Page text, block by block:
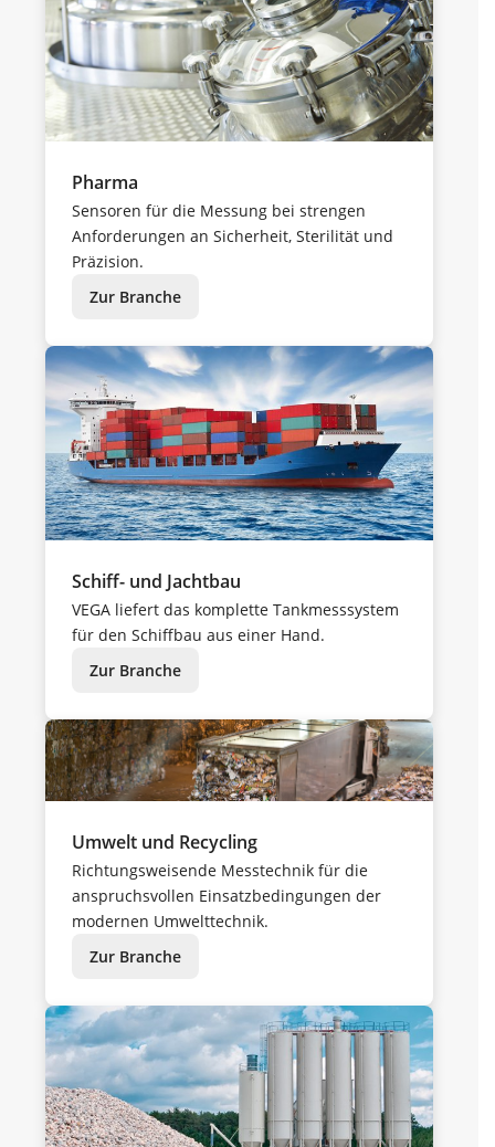
Pharma
Sensoren für die Messung bei strengen
Anforderungen an Sicherheit, Sterilität und
Präzision.
Zur Branche
Schiff- und Jachtbau
VEGA liefert das komplette Tankmesssystem
für den Schiffbau aus einer Hand.
Zur Branche
Umwelt und Recycling
Richtungsweisende Messtechnik für die
anspruchsvollen Einsatzbedingungen der
modernen Umwelttechnik.
Zur Branche